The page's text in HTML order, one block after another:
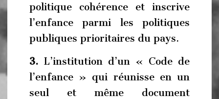
politique cohérence et inscrive
l’enfance parmi les politiques
publiques prioritaires du pays.
3. L’institution d’un « Code de
l’enfance » qui réunisse en un
seul et même document